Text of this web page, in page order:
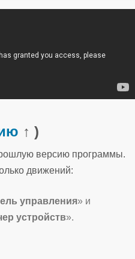
↑ )
версию программы.
движений:
управления» и
устройств».